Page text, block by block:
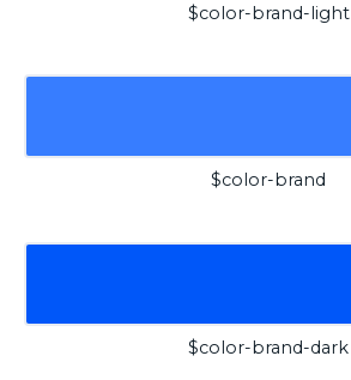
$color-brand-light
$color-brand
$color-brand-dark